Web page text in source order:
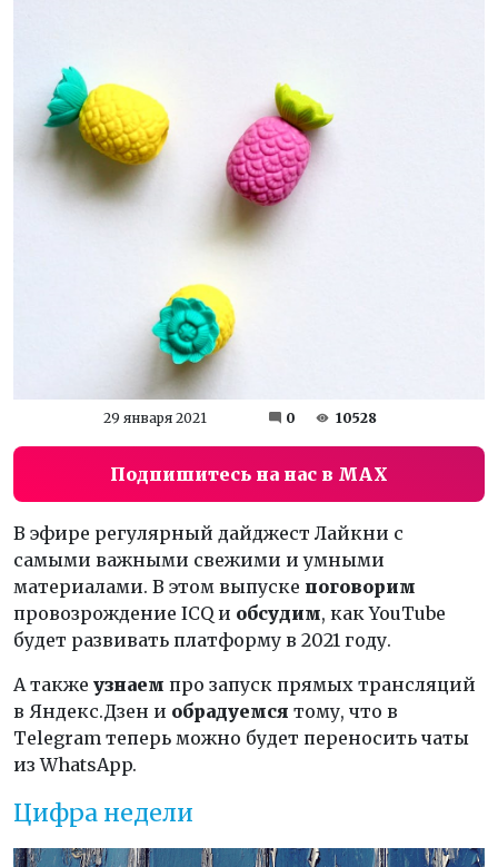
29 января 2021 0 10528
Подпишитесь на нас в MAX
В эфире регулярный дайджест Лайкни с
самыми важными свежими и умными
материалами. В этом выпуске поговорим
провозрождение ICQ и обсудим, как YouTube
будет развивать платформу в 2021 году.
А также узнаем про запуск прямых трансляций
в Яндекс.Дзен и обрадуемся тому, что в
Telegram теперь можно будет переносить чаты
из WhatsApp.
Цифра недели